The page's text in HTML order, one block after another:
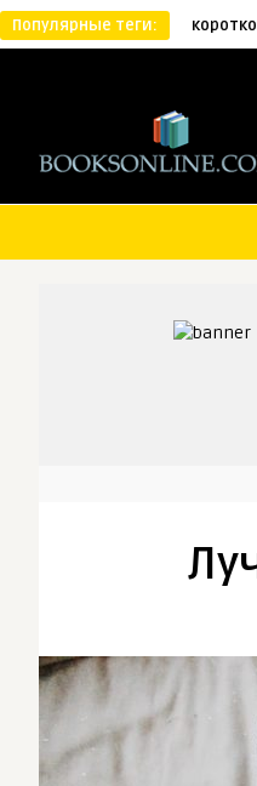
Популярные теги: